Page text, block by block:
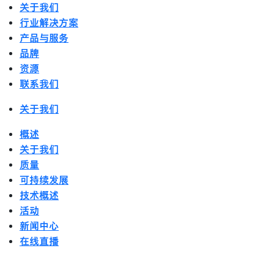
关于我们
行业解决方案
产品与服务
品牌
资源
联系我们
关于我们
概述
关于我们
质量
可持续发展
技术概述
活动
新闻中心
在线直播